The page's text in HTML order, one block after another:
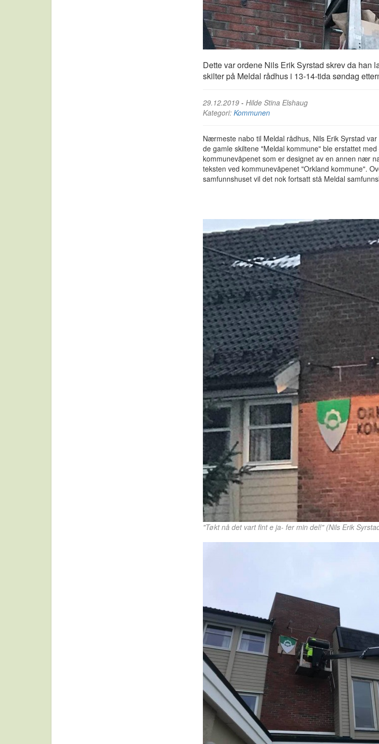
Dette var ordene Nils Erik Syrstad skrev da han
skilter på Meldal rådhus i 13-14-tida søndag
29.12.2019 - Hilde Stina Elshaug
Kategori: Kommunen
Nærmeste nabo til Meldal rådhus, Nils Erik Syrstad
de gamle skiltene "Meldal kommune" ble erstattet
kommunevåpenet som er designet av en annen nær
teksten ved kommunevåpenet "Orkland kommune".
samfunnshuset vil det nok fortsatt stå Meldal
"Tøkt nå det vart fint e ja- fer min del!" (Nils Erik